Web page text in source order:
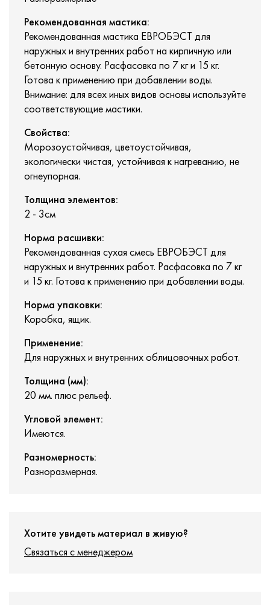
Рекомендованная мастика:
Рекомендованная мастика ЕВРОБЭСТ для
наружных и внутренних работ на кирпичную или
бетонную основу. Расфасовка по 7 кг и 15 кг.
Готова к применению при добавлении воды.
Внимание: для всех иных видов основы используйте
соответствующие мастики.
Свойства:
Морозоустойчивая, цветоустойчивая,
экологически чистая, устойчивая к нагреванию, не
огнеупорная.
Толщина элементов:
2 - 3см
Норма расшивки:
Рекомендованная сухая смесь ЕВРОБЭСТ для
наружных и внутренних работ. Расфасовка по 7 кг
и 15 кг. Готова к применению при добавлении воды.
Норма упаковки:
Коробка, ящик.
Применение:
Для наружных и внутренних облицовочных работ.
Толщина (мм):
20 мм. плюс рельеф.
Угловой элемент:
Имеются.
Разномерность:
Разноразмерная.
Хотите увидеть материал в живую?
Связаться с менеджером